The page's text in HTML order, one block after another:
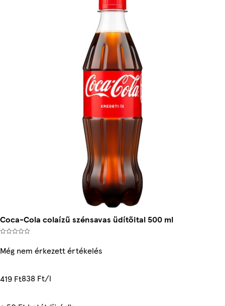
Coca-Cola colaízű szénsavas üdítőital 500 ml
Még nem érkezett értékelés
419 Ft838 Ft/l